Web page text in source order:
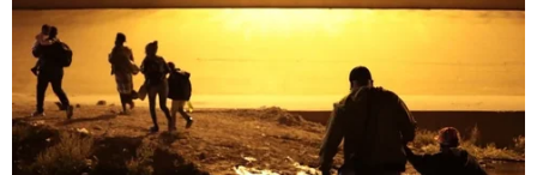
cận xe xăng
20/07/2026 15:45
Tesla lên kế hoạch mở rộng sản xuất